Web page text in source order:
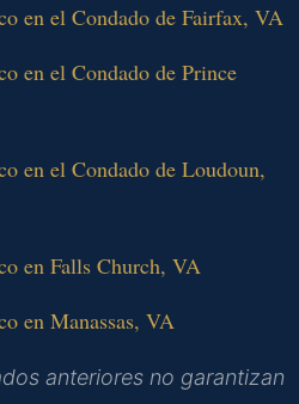
en el Condado de Fairfax, VA
en el Condado de Prince
en el Condado de Loudoun,
en Falls Church, VA
en Manassas, VA
anteriores no garantizan